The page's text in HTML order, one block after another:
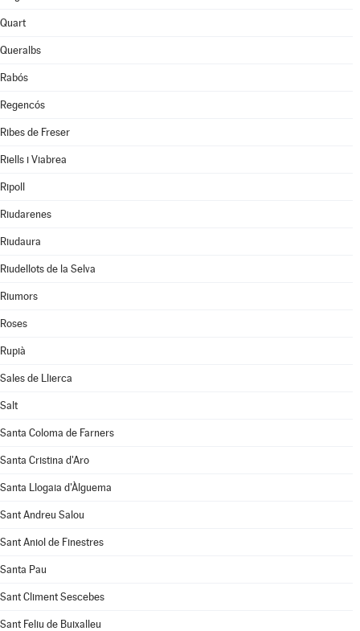
Quart
Queralbs
Rabós
Regencós
Ribes de Freser
Riells i Viabrea
Ripoll
Riudarenes
Riudaura
Riudellots de la Selva
Riumors
Roses
Rupià
Sales de Llierca
Salt
Santa Coloma de Farners
Santa Cristina d'Aro
Santa Llogaia d'Àlguema
Sant Andreu Salou
Sant Aniol de Finestres
Santa Pau
Sant Climent Sescebes
Sant Feliu de Buixalleu